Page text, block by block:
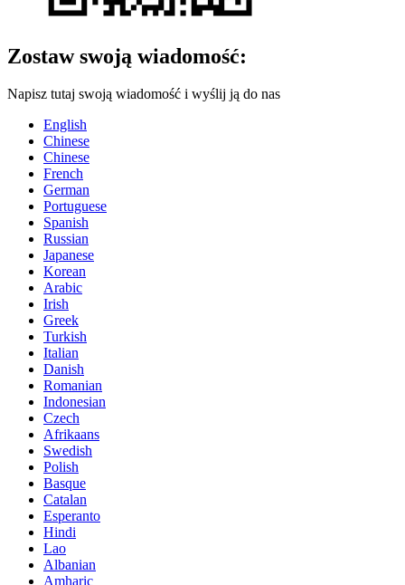
Zostaw swoją wiadomość:
Napisz tutaj swoją wiadomość i wyślij ją do nas
English
Chinese
Chinese
French
German
Portuguese
Spanish
Russian
Japanese
Korean
Arabic
Irish
Greek
Turkish
Italian
Danish
Romanian
Indonesian
Czech
Afrikaans
Swedish
Polish
Basque
Catalan
Esperanto
Hindi
Lao
Albanian
Amharic